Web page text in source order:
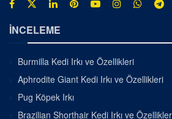
İNCELEME
Burmilla Kedi Irkı ve Özellikleri
Aphrodite Giant Kedi Irkı ve Özellikleri
Pug Köpek Irkı
Brazilian Shorthair Kedi Irkı ve